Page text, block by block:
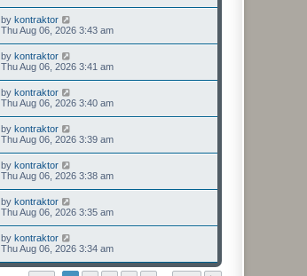
by kontraktor
Thu Aug 06, 2026 3:43 am
by kontraktor
Thu Aug 06, 2026 3:41 am
by kontraktor
Thu Aug 06, 2026 3:40 am
by kontraktor
Thu Aug 06, 2026 3:39 am
by kontraktor
Thu Aug 06, 2026 3:38 am
by kontraktor
Thu Aug 06, 2026 3:35 am
by kontraktor
Thu Aug 06, 2026 3:34 am